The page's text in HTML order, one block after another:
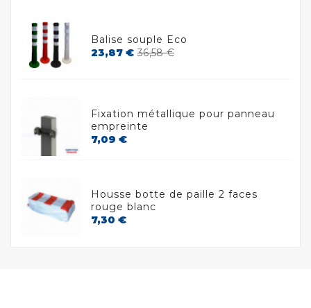
et pose
thermocollée
de 1
unité
Afficher
Balise souple Eco
23,87 € 36,58 €
Fixation métallique pour panneau
empreinte
7,09 €Prix
Housse botte de paille 2 faces
rouge blanc
7,30 €Prix